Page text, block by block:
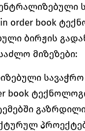
order book
ბირჟის
მიზეზები:
book